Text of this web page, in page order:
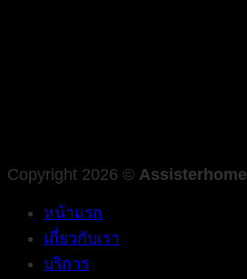
Copyright 2026 © Assisterhome
หน้าแรก
เกี่ยวกับเรา
บริการ